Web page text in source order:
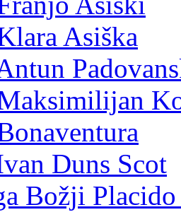
Asiška
Duns Scot
Božji Placido